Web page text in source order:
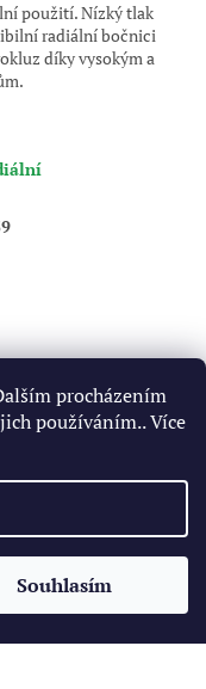
procházením
používáním.. Více
Souhlasím
použití. Nízký tlak
radiální bočnici
díky vysokým a